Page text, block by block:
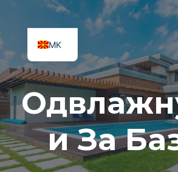
content
И За
MK
SQ